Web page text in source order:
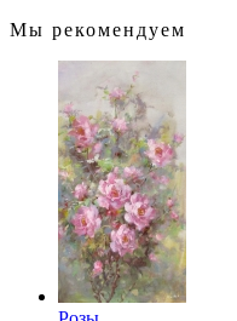
Мы рекомендуем